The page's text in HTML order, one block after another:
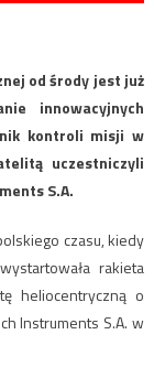
od środy jest już
innowacyjnych
kontroli misji w
uczestniczyli
S.A.
czasu, kiedy
rakieta
heliocentryczną o
Instruments S.A. w